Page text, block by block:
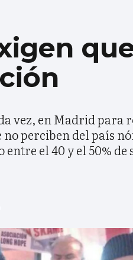
vez, en Madrid para
perciben del país
el 40 y el 50%